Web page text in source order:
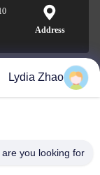
Address
Lydia Zhao
you looking for?